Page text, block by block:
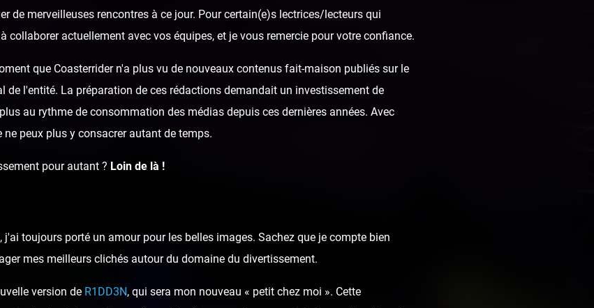
de merveilleuses rencontres à ce jour. Pour certain(e)s lectrices/lecteurs qui
collaborer actuellement avec vos équipes, et je vous remercie pour votre confiance.
que Coasterrider n'a plus vu de nouveaux contenus fait-maison publiés sur le
de l'entité. La préparation de ces rédactions demandait un investissement de
au rythme de consommation des médias depuis ces dernières années. Avec
peux plus y consacrer autant de temps.
pour autant ? Loin de là !
toujours porté un amour pour les belles images. Sachez que je compte bien
mes meilleurs clichés autour du domaine du divertissement.
version de R1DD3N, qui sera mon nouveau « petit chez moi ». Cette